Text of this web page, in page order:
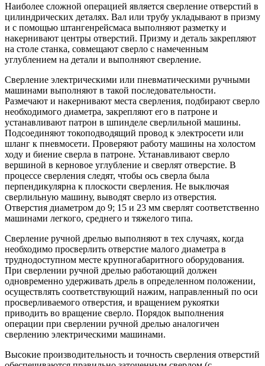
Наиболее сложной операцией является сверление отверстий в
цилиндрических деталях. Вал или трубу укладывают в призму
и с помощью штангенрейсмаса выполняют разметку и
накернивают центры отверстий. Призму и деталь закрепляют
на столе станка, совмещают сверло с намеченным
углублением на детали и выполняют сверление.
Сверление электрическими или пневматическими ручными
машинами выполняют в такой последовательности.
Размечают и накернивают места сверления, подбирают сверло
необходимого диаметра, закрепляют его в патроне и
устанавливают патрон в шпинделе сверлильной машины.
Подсоединяют токоподводящий провод к электросети или
шланг к пневмосети. Проверяют работу машины на холостом
ходу и биение сверла в патроне. Устанавливают сверло
вершиной в керновое углубление и сверлят отверстие. В
процессе сверления следят, чтобы ось сверла была
перпендикулярна к плоскости сверления. Не выключая
сверлильную машину, выводят сверло из отверстия.
Отверстия диаметром до 9; 15 и 23 мм сверлят соответственно
машинами легкого, среднего и тяжелого типа.
Сверление ручной дрелью выполняют в тех случаях, когда
необходимо просверлить отверстие малого диаметра в
труднодоступном месте крупногабаритного оборудования.
При сверлении ручной дрелью работающий должен
одновременно удерживать дрель в определенном положении,
осуществлять соответствующий нажим, направленный по оси
просверливаемого отверстия, и вращением рукоятки
приводить во вращение сверло. Порядок выполнения
операции при сверлении ручной дрелью аналогичен
сверлению электрическими машинами.
Высокие производительность и точность сверления отверстий